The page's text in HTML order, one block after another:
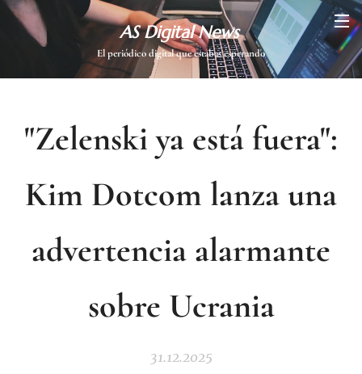
AS Digital News
El periódico digital que estabas esperando
"Zelenski ya está fuera":
Kim Dotcom lanza una
advertencia alarmante
sobre Ucrania
31.12.2025